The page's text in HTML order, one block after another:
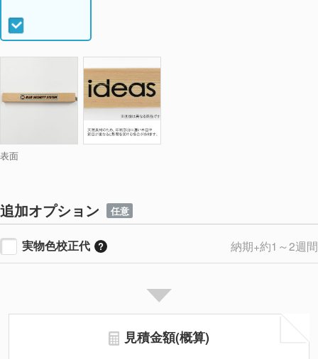
表面
追加オプション 任意
実物色校正代 納期+約1～2週間
見積金額(概算)